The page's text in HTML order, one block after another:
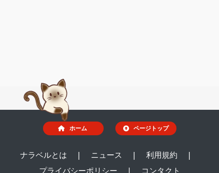
ホーム ページトップ
ナラベルとは | ニュース | 利用規約
|
プライバシーポリシー
| コンタクト